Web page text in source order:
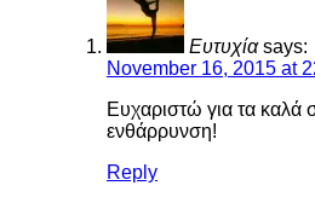
Ευτυχία says:
November 16, 2015 at
Ευχαριστώ για τα καλά
ενθάρρυνση!
Reply